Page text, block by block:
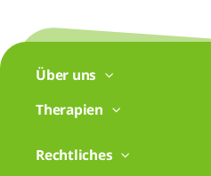
Über uns
Therapien
Rechtliches